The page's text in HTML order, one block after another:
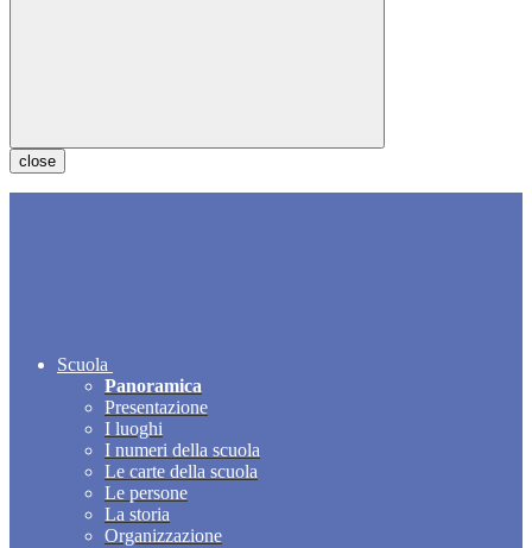
close
Scuola
Panoramica
Presentazione
I luoghi
I numeri della scuola
Le carte della scuola
Le persone
La storia
Organizzazione